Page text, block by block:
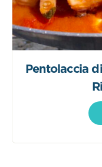
Pentolaccia